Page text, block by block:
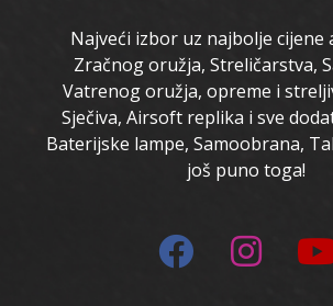
Najveći izbor uz najbolje cijene
Zračnog oružja, Streličarstva,
Vatrenog oružja, opreme i
Sječiva, Airsoft replika i sve
Baterijske lampe, Samoobrana,
još puno toga!